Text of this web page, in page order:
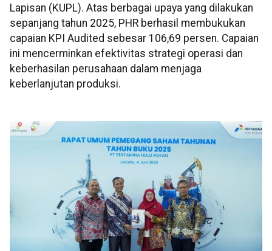
Lapisan (KUPL). Atas berbagai upaya yang dilakukan
sepanjang tahun 2025, PHR berhasil membukukan
capaian KPI Audited sebesar 106,69 persen. Capaian
ini mencerminkan efektivitas strategi operasi dan
keberhasilan perusahaan dalam menjaga
keberlanjutan produksi.